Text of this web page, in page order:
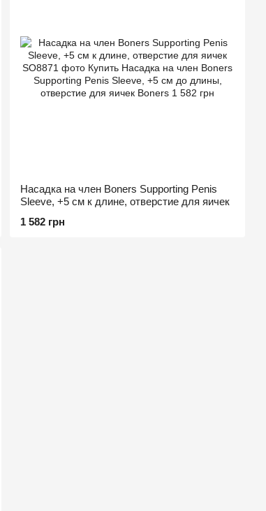
Насадка на член Boners Supporting Penis
Sleeve, +5 см к длине, отверстие для яичек
1 582 грн